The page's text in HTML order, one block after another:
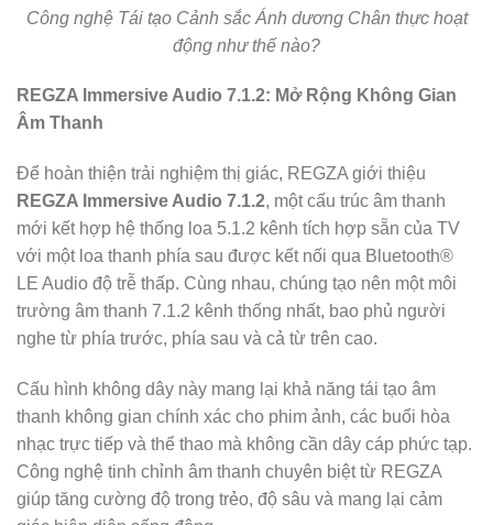
Công nghệ Tái tạo Cảnh sắc Ánh dương Chân thực hoạt
động như thế nào?
REGZA Immersive Audio 7.1.2: Mở Rộng Không Gian
Âm Thanh
Để hoàn thiện trải nghiệm thị giác, REGZA giới thiệu
REGZA Immersive Audio 7.1.2, một cấu trúc âm thanh
mới kết hợp hệ thống loa 5.1.2 kênh tích hợp sẵn của TV
với một loa thanh phía sau được kết nối qua Bluetooth®
LE Audio độ trễ thấp. Cùng nhau, chúng tạo nên một môi
trường âm thanh 7.1.2 kênh thống nhất, bao phủ người
nghe từ phía trước, phía sau và cả từ trên cao.
Cấu hình không dây này mang lại khả năng tái tạo âm
thanh không gian chính xác cho phim ảnh, các buổi hòa
nhạc trực tiếp và thể thao mà không cần dây cáp phức tạp.
Công nghệ tinh chỉnh âm thanh chuyên biệt từ REGZA
giúp tăng cường độ trong trẻo, độ sâu và mang lại cảm